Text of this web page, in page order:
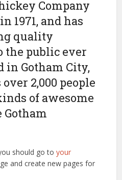
Company
1971, and has
quality
the public ever
in Gotham City,
2,000 people
of awesome
should go toyour
and create new pages for